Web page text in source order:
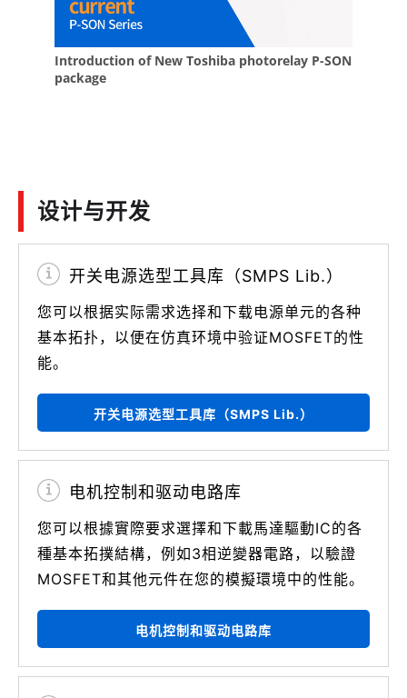
设计与开发
开关电源选型工具库（SMPS Lib.）
您可以根据实际需求选择和下载电源单元的各种
基本拓扑，以便在仿真环境中验证MOSFET的性
能。
开关电源选型工具库（SMPS Lib.）
电机控制和驱动电路库
您可以根據實際要求選擇和下載馬達驅動IC的各
種基本拓撲結構，例如3相逆變器電路，以驗證
MOSFET和其他元件在您的模擬環境中的性能。
电机控制和驱动电路库